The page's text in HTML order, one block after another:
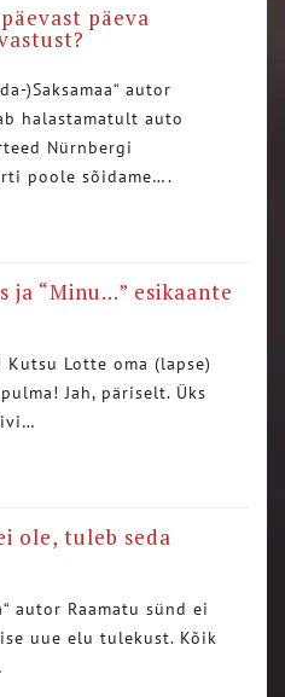
päeva
)Saksamaa“ autor
halastamatult auto
Nürnbergi
poole sõidame….
ja “Minu…” esikaante
Kutsu Lotte oma (lapse)
Jah, päriselt. Üks
ole, tuleb seda
autor Raamatu sünd ei
uue elu tulekust. Kõik